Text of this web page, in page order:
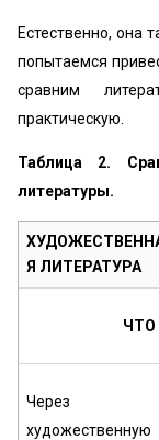
Естественно, она
попытаемся
сравним
практическую.
Таблица 2.
литературы.
Я ЛИТЕРАТУРА
ЧТО
Через
художественную